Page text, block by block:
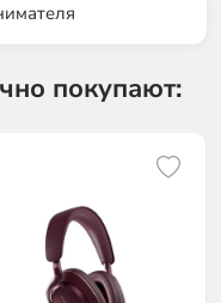
покупают: